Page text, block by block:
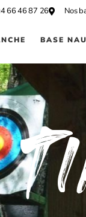
66 46 87 26 Nos
BASE